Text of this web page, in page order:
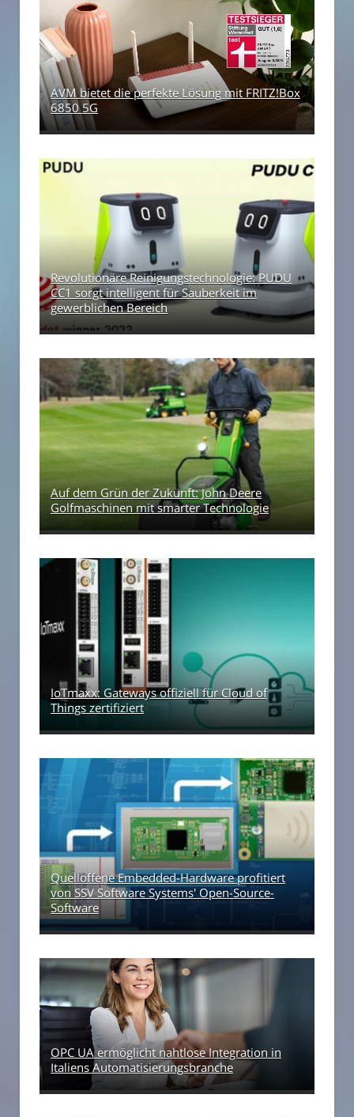
AVM bietet die perfekte Lösung mit FRITZ!Box
6850 5G
Revolutionäre Reinigungstechnologie: PUDU
CC1 sorgt intelligent für Sauberkeit im
gewerblichen Bereich
Auf dem Grün der Zukunft: John Deere
Golfmaschinen mit smarter Technologie
IoTmaxx: Gateways offiziell für Cloud of
Things zertifiziert
Quelloffene Embedded-Hardware profitiert
von SSV Software Systems' Open-Source-
Software
OPC UA ermöglicht nahtlose Integration in
Italiens Automatisierungsbranche